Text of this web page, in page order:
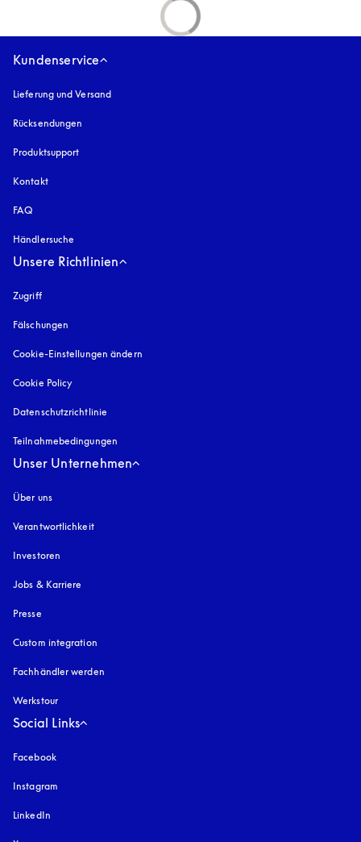
Kundenservice
Lieferung und Versand
Rücksendungen
Produktsupport
Kontakt
FAQ
Händlersuche
Unsere Richtlinien
Zugrifföffnet sich in einem neuen Tab
Fälschungen
Cookie-Einstellungen ändern
Cookie Policy
Datenschutzrichtlinie
Teilnahmebedingungen
Unser Unternehmen
Über uns
Verantwortlichkeit
Investoren
Jobs & Karriere
Presse
Custom integration
Fachhändler werden
Werkstour
Social Links
Facebook
Instagram
LinkedIn